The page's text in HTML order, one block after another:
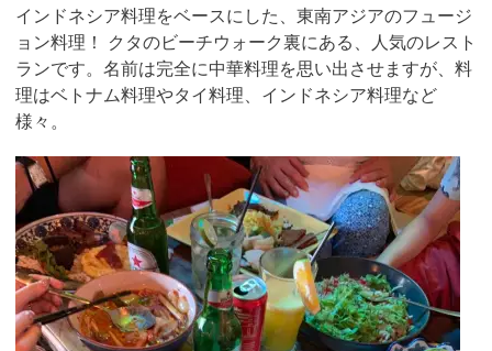
インドネシア料理をベースにした、東南アジアのフュージ
ョン料理！ クタのビーチウォーク裏にある、人気のレスト
ランです。名前は完全に中華料理を思い出させますが、料
理はベトナム料理やタイ料理、インドネシア料理など
様々。